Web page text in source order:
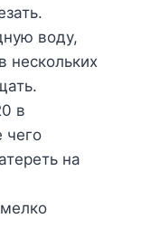
воду,
нескольких
в
чего
на